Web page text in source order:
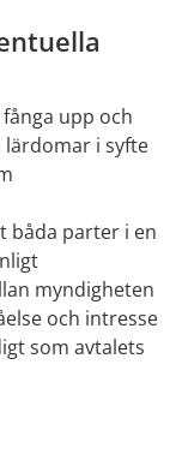
upp och
i syfte
båda parter i en
myndigheten
och intresse
som avtalets